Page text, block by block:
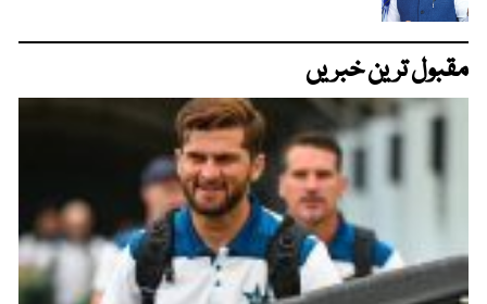
مقبول ترین خبریں